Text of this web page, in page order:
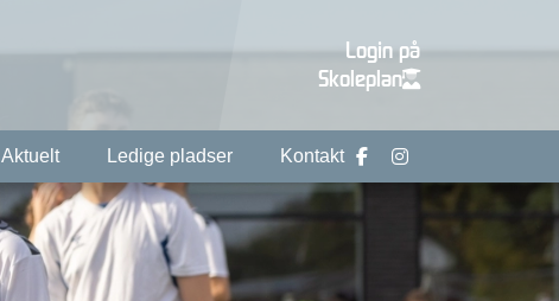
Login på
Skoleplan
Aktuelt Ledige pladser Kontakt